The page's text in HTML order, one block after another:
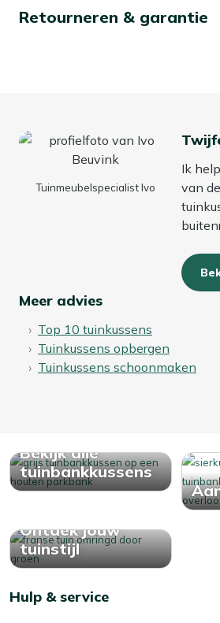
Retourneren & garantie
Tuinmeubelspecialist Ivo
Ik
van
Meer advies
Top 10 tuinkussens
Tuinkussens opbergen
Tuinkussens schoonmaken
Bekijk alle
tuinbankkussens
Ontdek jouw
tuinstijl
Hulp & service